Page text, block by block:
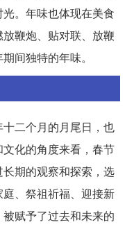
。年味也体现在美食
鞭炮、贴对联、放鞭
间独特的年味。
二个月的月尾日，也
化的角度来看，春节
期的观察和探索，选
、祭祖祈福、迎接新
赋予了过去和未来的